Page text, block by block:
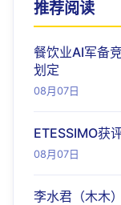
推荐阅读
餐饮业AI军备
划定
08月07日
ETESSIMO获
08月07日
李水君（木木